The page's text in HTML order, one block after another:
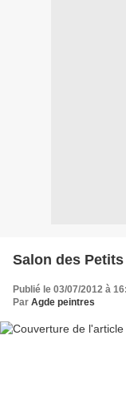
Salon des
Publié le 03/07/2012 à
Par Agde peintres